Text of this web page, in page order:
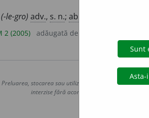
(-le-gro) adv., s. n.; abr.
2 (2005) adăugată de
Copyright ©
Preluarea, stocarea sau utilizarea datelor de pe acest
interzise fără acordul nostru prealabil scris,